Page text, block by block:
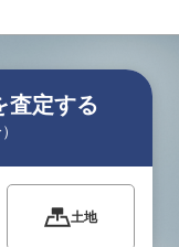
査定する
土地